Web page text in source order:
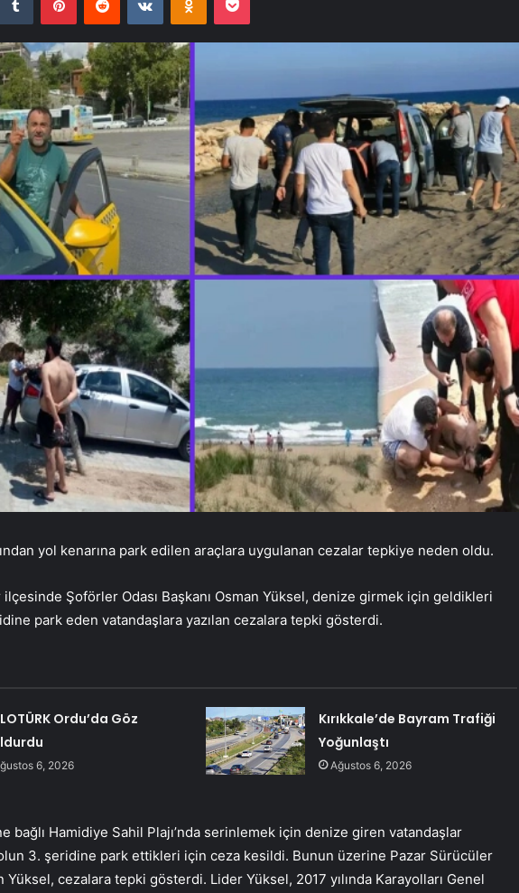
yol kenarına park edilen araçlara uygulanan cezalar tepkiye neden oldu.
ilçesinde Şoförler Odası Başkanı Osman Yüksel, denize girmek için geldikleri
park eden vatandaşlara yazılan cezalara tepki gösterdi.
Ordu’da Göz
6, 2026
Kırıkkale’de Bayram Trafiği
Yoğunlaştı
Ağustos 6, 2026
bağlı Hamidiye Sahil Plajı’nda serinlemek için denize giren vatandaşlar
3. şeridine park ettikleri için ceza kesildi. Bunun üzerine Pazar Sürücüler
Yüksel, cezalara tepki gösterdi. Lider Yüksel, 2017 yılında Karayolları Genel